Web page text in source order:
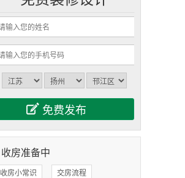
收房准备中
收房小常识 交房流程